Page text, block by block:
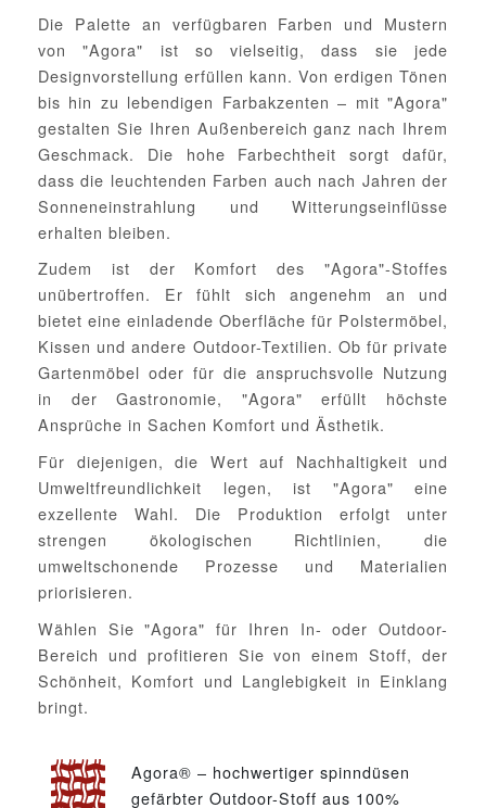
Die Palette an verfügbaren Farben und Mustern
von "Agora" ist so vielseitig, dass sie jede
Designvorstellung erfüllen kann. Von erdigen Tönen
bis hin zu lebendigen Farbakzenten – mit "Agora"
gestalten Sie Ihren Außenbereich ganz nach Ihrem
Geschmack. Die hohe Farbechtheit sorgt dafür,
dass die leuchtenden Farben auch nach Jahren der
Sonneneinstrahlung und Witterungseinflüsse
erhalten bleiben.
Zudem ist der Komfort des "Agora"-Stoffes
unübertroffen. Er fühlt sich angenehm an und
bietet eine einladende Oberfläche für Polstermöbel,
Kissen und andere Outdoor-Textilien. Ob für private
Gartenmöbel oder für die anspruchsvolle Nutzung
in der Gastronomie, "Agora" erfüllt höchste
Ansprüche in Sachen Komfort und Ästhetik.
Für diejenigen, die Wert auf Nachhaltigkeit und
Umweltfreundlichkeit legen, ist "Agora" eine
exzellente Wahl. Die Produktion erfolgt unter
strengen ökologischen Richtlinien, die
umweltschonende Prozesse und Materialien
priorisieren.
Wählen Sie "Agora" für Ihren In- oder Outdoor-
Bereich und profitieren Sie von einem Stoff, der
Schönheit, Komfort und Langlebigkeit in Einklang
bringt.
Agora® – hochwertiger spinndüsen
gefärbter Outdoor-Stoff aus 100%